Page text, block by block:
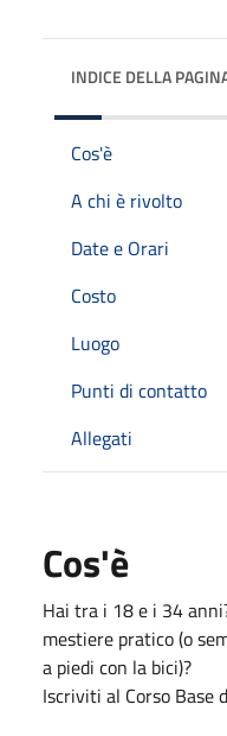
INDICE DELLA
Cos'è
A chi è rivolto
Date e Orari
Costo
Luogo
Punti di contatto
Allegati
Cos'è
Hai tra i 18 e i 34
mestiere pratico (o
a piedi con la bici)?
Iscriviti al Corso Base